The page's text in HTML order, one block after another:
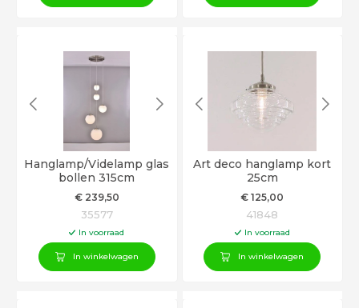
Hanglamp/Videlamp glas
bollen 315cm
€239,50
35577
In voorraad
In winkelwagen
Art deco hanglamp kort
25cm
€ 125,00
41848
In voorraad
In winkelwagen